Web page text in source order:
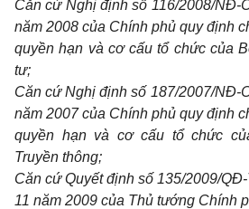
Căn cứ Nghị định số 116/2008/NĐ-
năm 2008 của Chính phủ quy định
quyền hạn và cơ cấu tổ chức của
tư;
Căn cứ Nghị định số 187/2007/NĐ-
năm 2007 của Chính phủ quy định
quyền hạn và cơ cấu tổ chức
Truyền thông;
Căn cứ Quyết định số 135/2009/
11 năm 2009 của Thủ tướng Chính